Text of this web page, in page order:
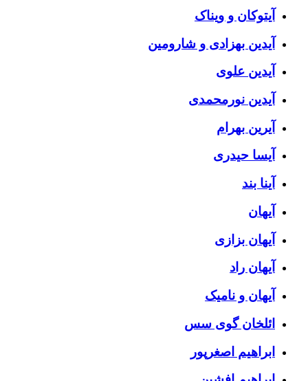
آیتوکان و ویناک
آیدین بهزادی و شارومین
آیدین علوی
آیدین نورمحمدی
آیرین بهرام
آیسا حیدری
آینا بند
آیهان
آیهان بزازی
آیهان راد
آیهان و نامیک
ائلخان گوی سس
ابراهیم اصغرپور